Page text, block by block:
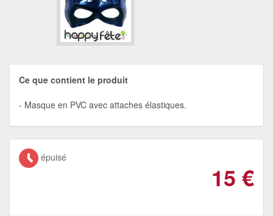
Ce que contient le produit
Masque en PVC avec attaches élastiques.
épuisé
15 €